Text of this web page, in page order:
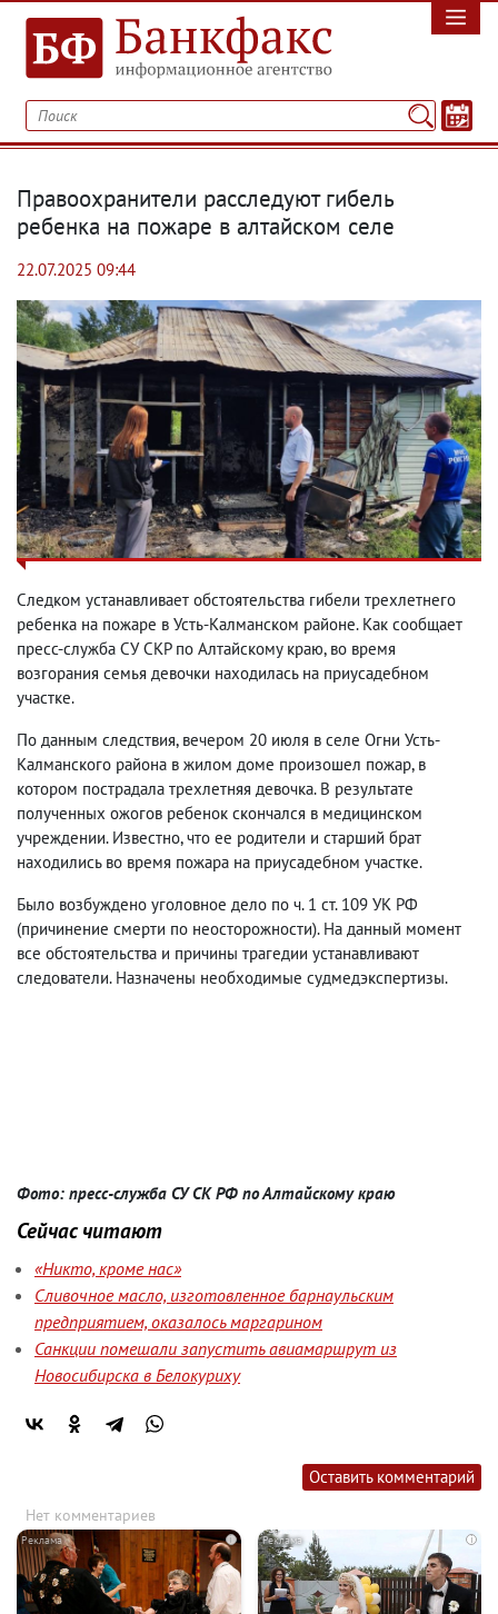
Правоохранители расследуют гибель
ребенка на пожаре в алтайском селе
22.07.2025 09:44
Следком устанавливает обстоятельства гибели трехлетнего
ребенка на пожаре в Усть-Калманском районе. Как сообщает
пресс-служба СУ СКР по Алтайскому краю, во время
возгорания семья девочки находилась на приусадебном
участке.
По данным следствия, вечером 20 июля в селе Огни Усть-
Калманского района в жилом доме произошел пожар, в
котором пострадала трехлетняя девочка. В результате
полученных ожогов ребенок скончался в медицинском
учреждении. Известно, что ее родители и старший брат
находились во время пожара на приусадебном участке.
Было возбуждено уголовное дело по ч. 1 ст. 109 УК РФ
(причинение смерти по неосторожности). На данный момент
все обстоятельства и причины трагедии устанавливают
следователи. Назначены необходимые судмедэкспертизы.
Фото: пресс-служба СУ СК РФ по Алтайскому краю
Сейчас читают
«Никто, кроме нас»
Сливочное масло, изготовленное барнаульским
предприятием, оказалось маргарином
Санкции помешали запустить авиамаршрут из
Новосибирска в Белокуриху
Оставить комментарий
Нет комментариев
i i